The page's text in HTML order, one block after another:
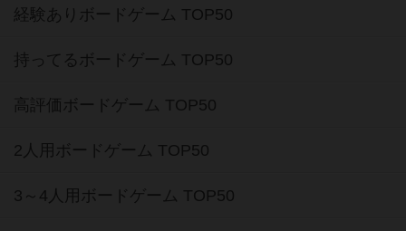
経験ありボードゲーム TOP50
持ってるボードゲーム TOP50
高評価ボードゲーム TOP50
2人用ボードゲーム TOP50
3～4人用ボードゲーム TOP50